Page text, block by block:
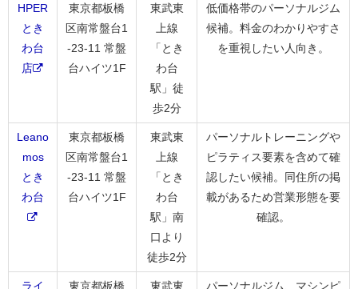
HPER
とき
わ台
店
東京都板橋
区南常盤台1
-23-11 常盤
台ハイツ1F
東武東
上線
「とき
わ台
駅」徒
歩2分
低価格帯のパーソナルジム
候補。料金のわかりやすさ
を重視したい人向き。
Leano
mos
とき
わ台
東京都板橋
区南常盤台1
-23-11 常盤
台ハイツ1F
東武東
上線
「とき
わ台
駅」南
口より
徒歩2分
パーソナルトレーニングや
ピラティス要素を含めて確
認したい候補。同住所の掲
載があるため営業形態を要
確認。
ライ
東京都板橋
東武東
パーソナルジム、マシンピ